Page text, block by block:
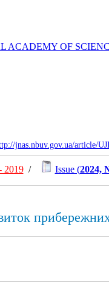
ACADEMY OF
jnas.nbuv.gov.ua/article/
2019/ Issue (2024,